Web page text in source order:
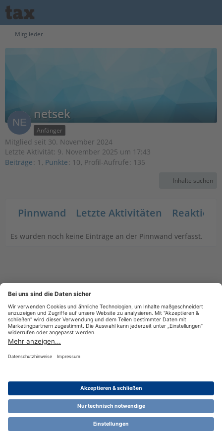
Mitglieder
netsek
Anfänger
Mitglied seit 30. November 2024
Letzte Aktivität: 9. November 2025 um 17:43
Beiträge
1 Punkte 10 Profil-Aufrufe 135
Inhalte suchen
Pinnwand Letzte Aktivitäten
Es wurden noch keine Einträge an der Pinnwand verfasst.
Nutzungsbestimmungen Cookie-Einstellungen
Community-Software:WoltLab Suite™ 6.1.13